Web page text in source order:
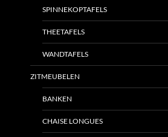
SPINNEKOPTAFELS
THEETAFELS
WANDTAFELS
ZITMEUBELEN
BANKEN
CHAISE LONGUES